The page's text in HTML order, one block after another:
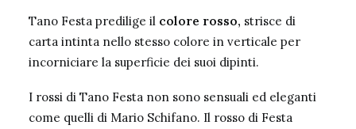
Tano Festa predilige il colore rosso, strisce di
carta intinta nello stesso colore in verticale per
incorniciare la superficie dei suoi dipinti.
I rossi di Tano Festa non sono sensuali ed eleganti
come quelli di Mario Schifano. Il rosso di Festa